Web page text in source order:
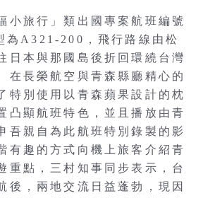
小旅行」類出國專案航班編號
為A321-200，飛行路線由松
日本與那國島後折回環繞台灣
在長榮航空與青森縣廳精心的
特別使用以青森蘋果設計的枕
凸顯航班特色，並且播放由青
吾親自為此航班特別錄製的影
有趣的方式向機上旅客介紹青
重點，三村知事同步表示，台
，兩地交流日益蓬勃，現因